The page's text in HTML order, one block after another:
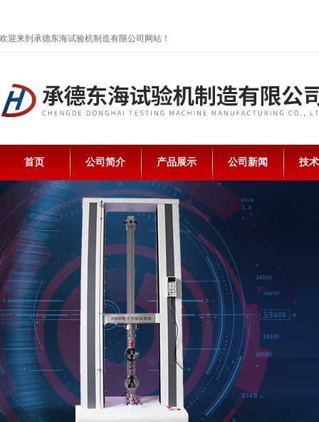
欢迎来到承德东海试验机制造有限公司网站！
首页 公司简介 产品展示 公司新闻 技